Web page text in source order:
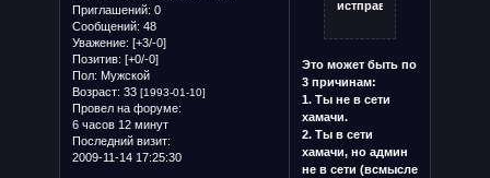
Приглашений: 0
Сообщений: 48
Уважение: [+3/-0]
Позитив: [+0/-0]
Пол: Мужской
Возраст: 33 [1993-01-10]
Провел на форуме:
6 часов 12 минут
Последний визит:
2009-11-14 17:25:30
истправить!
Это может быть по
3 причинам:
1. Ты не в сети
хамачи.
2. Ты в сети
хамачи, но админ
не в сети (всмысле